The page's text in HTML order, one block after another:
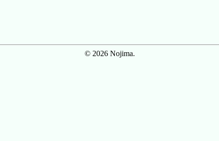
© 2026 Nojima.